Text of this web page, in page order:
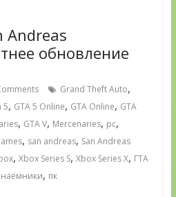
Andreas
обновление
Grand Theft Auto,
5, GTA 5 Online, GTA Online, GTA
, GTA V, Mercenaries, pc,
, san andreas, San Andreas
, Xbox Series S, Xbox Series X, ГТА
наёмники, пк